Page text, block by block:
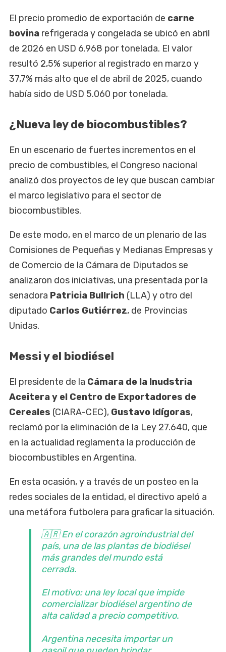
El precio promedio de exportación de carne
bovina refrigerada y congelada se ubicó en abril
de 2026 en USD 6.968 por tonelada. El valor
resultó 2,5% superior al registrado en marzo y
37,7% más alto que el de abril de 2025, cuando
había sido de USD 5.060 por tonelada.
¿Nueva ley de biocombustibles?
En un escenario de fuertes incrementos en el
precio de combustibles, el Congreso nacional
analizó dos proyectos de ley que buscan cambiar
el marco legislativo para el sector de
biocombustibles.
De este modo, en el marco de un plenario de las
Comisiones de Pequeñas y Medianas Empresas y
de Comercio de la Cámara de Diputados se
analizaron dos iniciativas, una presentada por la
senadora Patricia Bullrich (LLA) y otro del
diputado Carlos Gutiérrez, de Provincias
Unidas.
Messi y el biodiésel
El presidente de la Cámara de la Inudstria
Aceitera y el Centro de Exportadores de
Cereales (CIARA-CEC), Gustavo Idígoras,
reclamó por la eliminación de la Ley 27.640, que
en la actualidad reglamenta la producción de
biocombustibles en Argentina.
En esta ocasión, y a través de un posteo en la
redes sociales de la entidad, el directivo apeló a
una metáfora futbolera para graficar la situación.
🇦🇷 En el corazón agroindustrial del
país, una de las plantas de biodiésel
más grandes del mundo está
cerrada.
El motivo: una ley local que impide
comercializar biodiésel argentino de
alta calidad a precio competitivo.
Argentina necesita importar un